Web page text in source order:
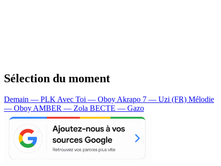
Sélection du moment
Demain — PLK Avec Toi — Oboy Akrapo 7 — Uzi (FR) Mélodie
— Oboy AMBER — Zola BECTE — Gazo